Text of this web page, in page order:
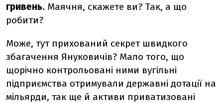
гривень. Маячня, скажете ви? Так, а що
робити?
Може, тут прихований секрет швидкого
збагачення Януковичів? Мало того, що
щорічно контрольовані ними вугільні
підприємства отримували державні дотації на
мільярди, так ще й активи приватизовані